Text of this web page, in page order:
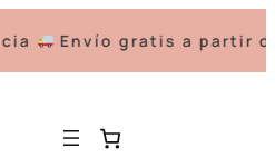
Envío gratis a partir de